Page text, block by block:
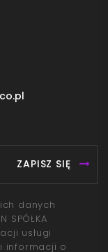
ZAPISZ SIĘ
danych
SPÓŁKA
usługi
informacji o